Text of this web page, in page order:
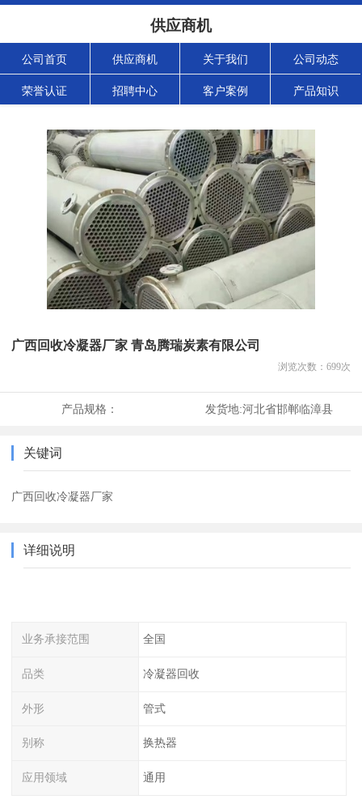
供应商机
公司首页 供应商机 关于我们 公司动态
荣誉认证 招聘中心 客户案例 产品知识
广西回收冷凝器厂家 青岛腾瑞炭素有限公司
浏览次数： 699次
产品规格： 发货地:河北省邯郸临漳县
关键词
广西回收冷凝器厂家
详细说明
业务承接范围 全国
品类 冷凝器回收
外形 管式
别称 换热器
应用领域 通用